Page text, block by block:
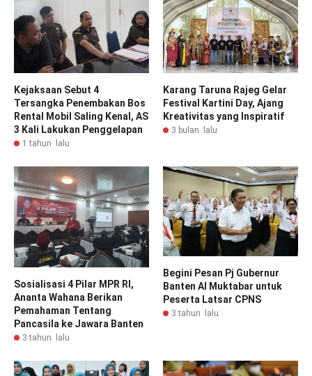
Kejaksaan Sebut 4
Tersangka Penembakan Bos
Rental Mobil Saling Kenal, AS
3 Kali Lakukan Penggelapan
1 tahun lalu
Karang Taruna Rajeg Gelar
Festival Kartini Day, Ajang
Kreativitas yang Inspiratif
3 bulan lalu
Sosialisasi 4 Pilar MPR RI,
Ananta Wahana Berikan
Pemahaman Tentang
Pancasila ke Jawara Banten
3 tahun lalu
Begini Pesan Pj Gubernur
Banten Al Muktabar untuk
Peserta Latsar CPNS
3 tahun lalu